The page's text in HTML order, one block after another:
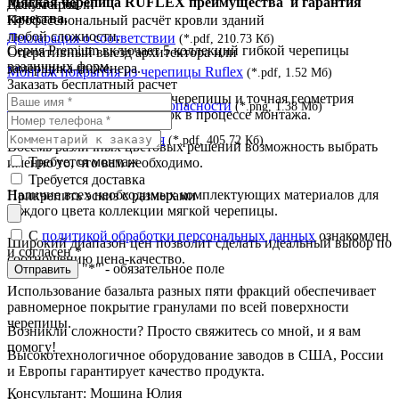
качества.
Серия Premium включает 5 коллекций гибкой черепицы
различных форм.
Наличие замков на гонтах черепицы и точная геометрия
позволяют избежать ошибок в процессе монтажа.
Восемь различных цветовых решений возможность выбрать
именно то, что вам необходимо.
Наличие всех необходимых комплектующих материалов для
каждого цвета коллекции мягкой черепицы.
Широкий диапазон цен позволит сделать идеальный выбор по
соотношению цена-качество.
Использование базальта разных пяти фракций обеспечивает
равномерное покрытие гранулами по всей поверхности
черепицы.
Высокотехнологичное оборудование заводов в США, России
и Европы гарантирует качество продукта.
Документы
Декларация о соответствии (*.pdf, 210.73 Кб)
Монтаж покрытия из черепицы Ruflex (*.pdf, 1.52 Мб)
Сертификат пожарной безопасности (*.png, 1.38 Мб)
Сертификат соответствия (*.pdf, 405.72 Кб)
Расчёт кровли
Профессиональный расчёт кровли зданий
любой сложности.
Оперативный выезд архитектора или
замерщика-инженера.
Заказать бесплатный расчет
Требуется монтаж
Требуется доставка
Прикрепить эскиз с размерами
С политикой обработки персональных данных ознакомлен
и согласен*
Отправить "*" - обязательное поле
Возникли сложности? Просто свяжитесь со мной, и я вам
помогу!
Консультант: Мошина Юлия